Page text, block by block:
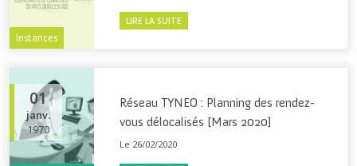
Instances
LIRE LA SUITE
01
janv.
1970
Réseau TYNEO : Planning des rendez-
vous délocalisés [Mars 2020]
Le 26/02/2020